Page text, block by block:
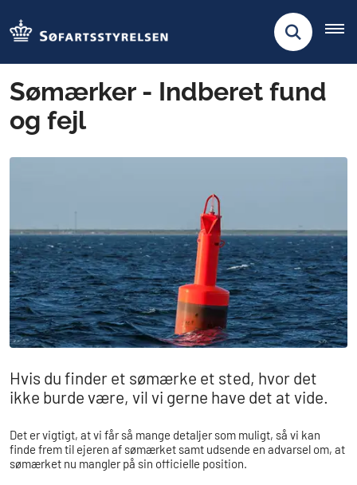
Sømærker - Indberet fund
og fejl
​​Hvis du finder et sømærke et sted, hvor det
ikke burde være, vil vi gerne have det at vide.
Det er vigtigt, at vi får så mange detaljer som muligt, så vi kan
finde frem til ejeren af sømærket samt udsende en advarsel om, at
sømærket nu mangler på sin officielle position.